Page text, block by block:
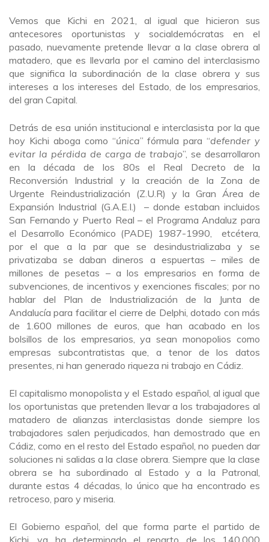
Vemos que Kichi en 2021, al igual que hicieron sus
antecesores oportunistas y socialdemócratas en el
pasado, nuevamente pretende llevar a la clase obrera al
matadero, que es llevarla por el camino del interclasismo
que significa la subordinación de la clase obrera y sus
intereses a los intereses del Estado, de los empresarios,
del gran Capital.
Detrás de esa unión institucional e interclasista por la que
hoy Kichi aboga como “única” fórmula para “defender y
evitar la pérdida de carga de trabajo”, se desarrollaron
en la década de los 80s el Real Decreto de la
Reconversión Industrial y la creación de la Zona de
Urgente Reindustrialización (Z.U.R) y la Gran Área de
Expansión Industrial (G.A.E.I.) – donde estaban incluidos
San Fernando y Puerto Real – el Programa Andaluz para
el Desarrollo Económico (PADE) 1987-1990, etcétera,
por el que a la par que se desindustrializaba y se
privatizaba se daban dineros a espuertas – miles de
millones de pesetas – a los empresarios en forma de
subvenciones, de incentivos y exenciones fiscales; por no
hablar del Plan de Industrialización de la Junta de
Andalucía para facilitar el cierre de Delphi, dotado con más
de 1.600 millones de euros, que han acabado en los
bolsillos de los empresarios, ya sean monopolios como
empresas subcontratistas que, a tenor de los datos
presentes, ni han generado riqueza ni trabajo en Cádiz.
El capitalismo monopolista y el Estado español, al igual que
los oportunistas que pretenden llevar a los trabajadores al
matadero de alianzas interclasistas donde siempre los
trabajadores salen perjudicados, han demostrado que en
Cádiz, como en el resto del Estado español, no pueden dar
soluciones ni salidas a la clase obrera. Siempre que la clase
obrera se ha subordinado al Estado y a la Patronal,
durante estas 4 décadas, lo único que ha encontrado es
retroceso, paro y miseria.
El Gobierno español, del que forma parte el partido de